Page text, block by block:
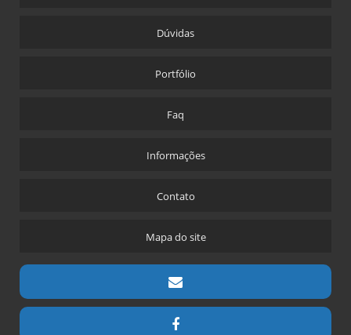
Dúvidas
Portfólio
Faq
Informações
Contato
Mapa do site